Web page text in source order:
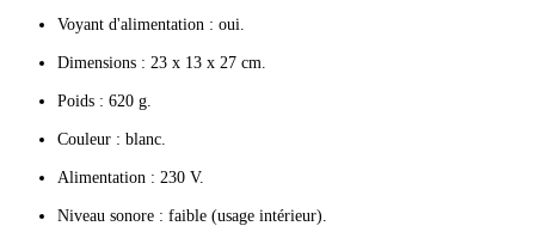
Voyant d'alimentation : oui.
Dimensions : 23 x 13 x 27 cm.
Poids : 620 g.
Couleur : blanc.
Alimentation : 230 V.
Niveau sonore : faible (usage intérieur).